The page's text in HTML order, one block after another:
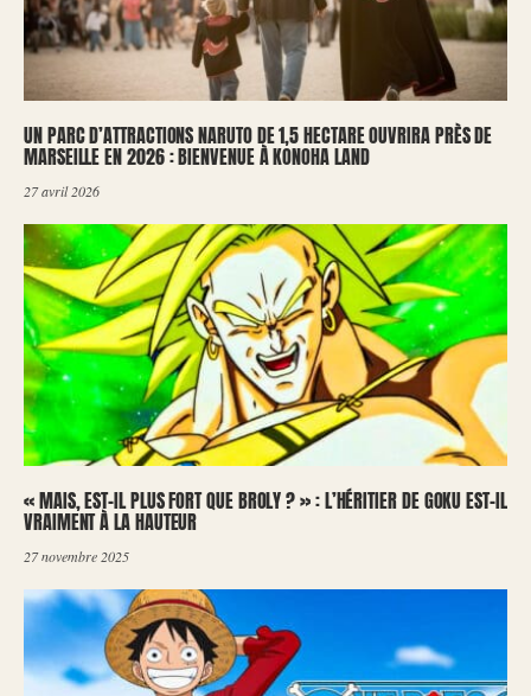
UN PARC D’ATTRACTIONS NARUTO DE 1,5 HECTARE OUVRIRA PRÈS DE
MARSEILLE EN 2026 : BIENVENUE À KONOHA LAND
27 avril 2026
« MAIS, EST-IL PLUS FORT QUE BROLY ? » : L’HÉRITIER DE GOKU EST-IL
VRAIMENT À LA HAUTEUR
27 novembre 2025